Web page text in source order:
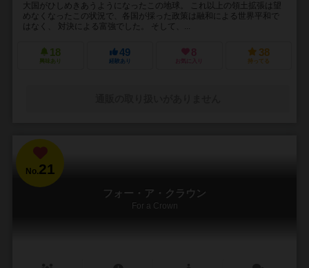
大国がひしめきあうようになったこの地球。 これ以上の領土拡張は望
めなくなったこの状況で、各国が採った政策は融和による世界平和で
はなく、 対決による富強でした。 そして、...
18
興味あり
49
経験あり
8
お気に入り
38
持ってる
No.21
フォー・ア・クラウン
For a Crown